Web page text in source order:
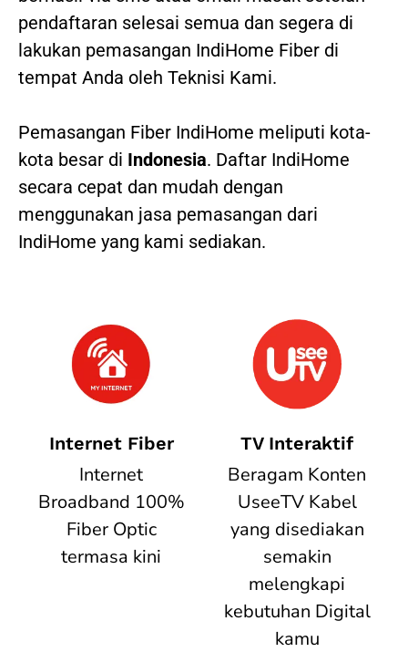
pendaftaran selesai semua dan segera di
lakukan pemasangan IndiHome Fiber di
tempat Anda oleh Teknisi Kami.
Pemasangan Fiber IndiHome meliputi kota-
kota besar di Indonesia. Daftar IndiHome
secara cepat dan mudah dengan
menggunakan jasa pemasangan dari
IndiHome yang kami sediakan.
Internet Fiber
Internet
Broadband 100%
Fiber Optic
termasa kini
TV Interaktif
Beragam Konten
UseeTV Kabel
yang disediakan
semakin
melengkapi
kebutuhan Digital
kamu